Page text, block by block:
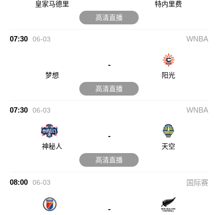
皇家马德里
特内里费
高清直播
07:30 06-03 WNBA
梦想
-
阳光
高清直播
07:30 06-03 WNBA
神秘人
-
天空
高清直播
08:00 06-03 国际赛
-